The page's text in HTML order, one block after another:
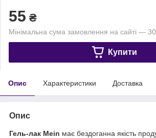
55 ₴
Мінімальна сума замовлення на сайті —
Купити
Опис Характеристики Доставка
Опис
Гель-лак Mein має бездоганна якість